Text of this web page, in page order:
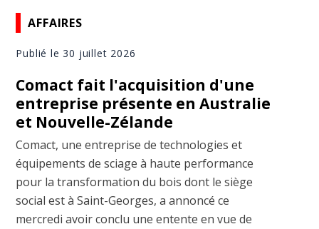
AFFAIRES
Publié le 30 juillet 2026
Comact fait l'acquisition d'une
entreprise présente en Australie
et Nouvelle-Zélande
Comact, une entreprise de technologies et
équipements de sciage à haute performance
pour la transformation du bois dont le siège
social est à Saint-Georges, a annoncé ce
mercredi avoir conclu une entente en vue de